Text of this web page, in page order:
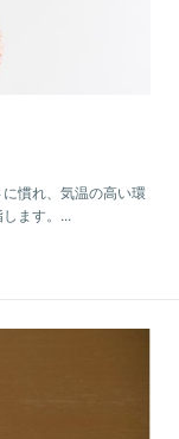
慣れ、気温の高い環
ます。...